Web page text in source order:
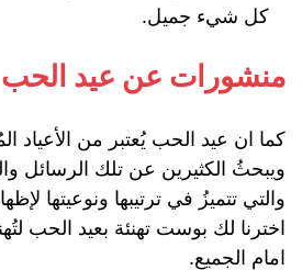
كل شيء جميل.
منشورات عن عيد الحب
كما ان عيد الحب يُعتبر من الأعياد
ويبحثُ الكثيرين عن تلك الرسائل
والتي تتميزُ في ترتيبها ونوعيتها
اخترنا لك بوست تهنئة بعيد الحب
امام الجميع.